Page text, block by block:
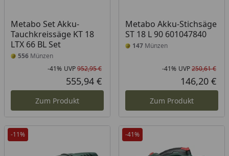
Metabo Set Akku-
Tauchkreissäge KT 18
LTX 66 BL Set
556 Münzen
Rabatt in Prozent
-41%
Ursprünglicher Preis
UVP952,95 €
Aktueller Preis
555,94 €
Zum Produkt
Metabo Akku-Stichsäge
ST 18 L 90 601047840
147Münzen
-41% UVP250,61 €
146,20 €
Zum Produkt
-11% -41%